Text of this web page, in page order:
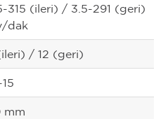
315 (ileri) / 3.5-291 (geri)
dak
/ 12 (geri)
mm